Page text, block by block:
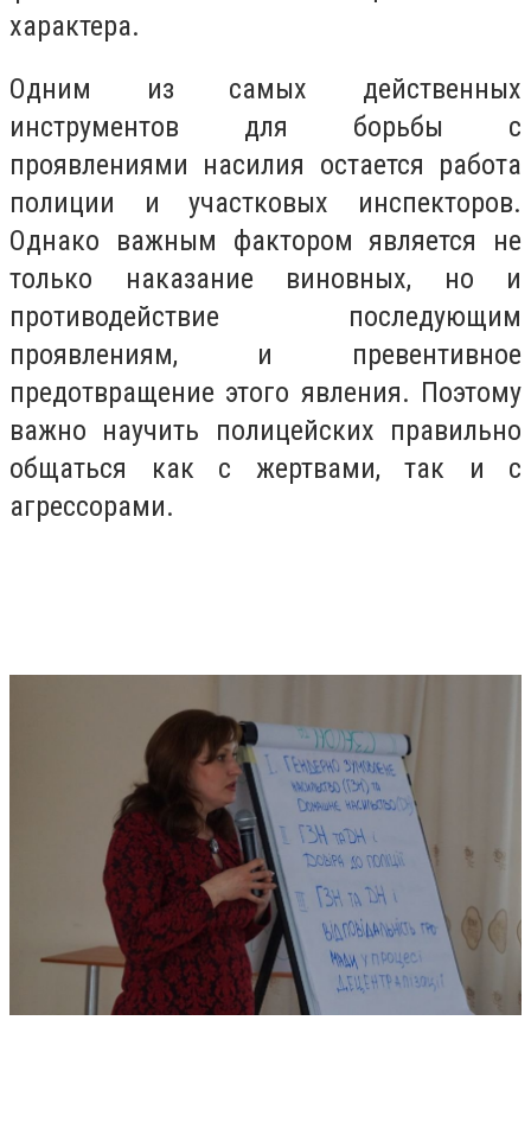
характера.
Одним из самых действенных
инструментов для борьбы с
проявлениями насилия остается работа
полиции и участковых инспекторов.
Однако важным фактором является не
только наказание виновных, но и
противодействие последующим
проявлениям, и превентивное
предотвращение этого явления. Поэтому
важно научить полицейских правильно
общаться как с жертвами, так и с
агрессорами.